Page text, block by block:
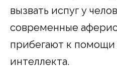
вызвать испуг у
современные
прибегают к помощи
интеллекта.